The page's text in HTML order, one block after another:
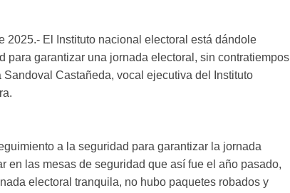
2025.- El Instituto nacional electoral está dándole
para garantizar una jornada electoral, sin contratiempos
Castañeda, vocal ejecutiva del Instituto
a la seguridad para garantizar la jornada
en las mesas de seguridad que así fue el año pasado,
electoral tranquila, no hubo paquetes robados y